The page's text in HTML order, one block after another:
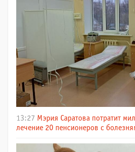
13:27 Мэрия Саратова потратит
лечение 20 пенсионеров с